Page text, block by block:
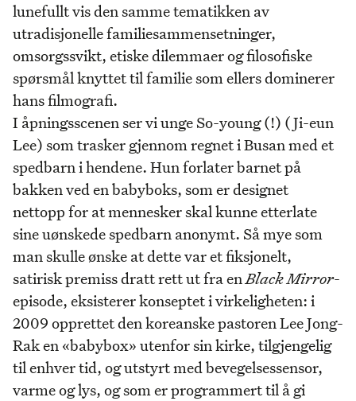
lunefullt vis den samme tematikken av
utradisjonelle familiesammensetninger,
omsorgssvikt, etiske dilemmaer og filosofiske
spørsmål knyttet til familie som ellers dominerer
hans filmografi.
I åpningsscenen ser vi unge So-young (!) (Ji-eun
Lee) som trasker gjennom regnet i Busan med et
spedbarn i hendene. Hun forlater barnet på
bakken ved en babyboks, som er designet
nettopp for at mennesker skal kunne etterlate
sine uønskede spedbarn anonymt. Så mye som
man skulle ønske at dette var et fiksjonelt,
satirisk premiss dratt rett ut fra enBlack Mirror-
episode, eksisterer konseptet i virkeligheten: i
2009 opprettet den koreanske pastoren Lee Jong-
Rak en «babybox» utenfor sin kirke, tilgjengelig
til enhver tid, og utstyrt med bevegelsessensor,
varme og lys, og som er programmert til å gi